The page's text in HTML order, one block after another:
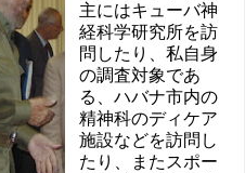
主にはキューバ神
経科学研究所を訪
問したり、私自身
の調査対象であ
る、ハバナ市内の
精神科のディケア
施設などを訪問し
たり、またスポー